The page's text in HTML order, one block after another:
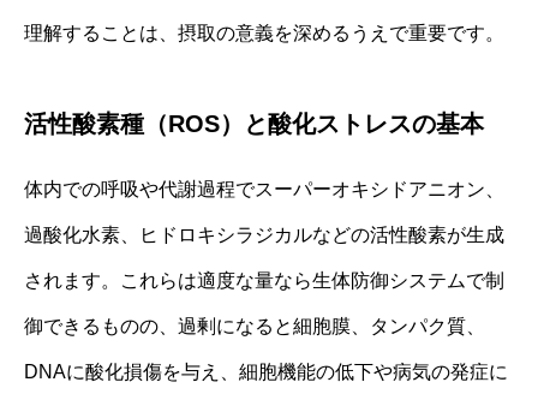
理解することは、摂取の意義を深めるうえで重要です。
活性酸素種（ROS）と酸化ストレスの基本
体内での呼吸や代謝過程でスーパーオキシドアニオン、
過酸化水素、ヒドロキシラジカルなどの活性酸素が生成
されます。これらは適度な量なら生体防御システムで制
御できるものの、過剰になると細胞膜、タンパク質、
DNAに酸化損傷を与え、細胞機能の低下や病気の発症に